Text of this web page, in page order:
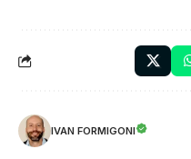
IVAN FORMIGONI